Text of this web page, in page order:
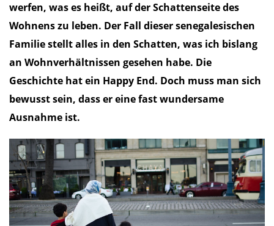
werfen, was es heißt, auf der Schattenseite des
Wohnens zu leben. Der Fall dieser senegalesischen
Familie stellt alles in den Schatten, was ich bislang
an Wohnverhältnissen gesehen habe. Die
Geschichte hat ein Happy End. Doch muss man sich
bewusst sein, dass er eine fast wundersame
Ausnahme ist.